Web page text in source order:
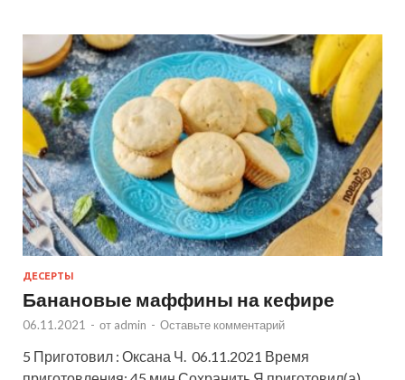
ДЕСЕРТЫ
Банановые маффины на кефире
06.11.2021 - от admin - Оставьте комментарий
5 Приготовил : Оксана Ч. 06.11.2021 Время